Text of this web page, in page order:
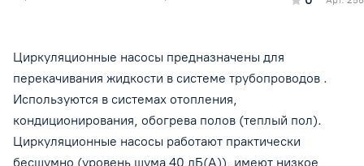
Циркуляционные насосы предназначены для
перекачивания жидкости в системе трубопроводов .
Используются в системах отопления,
кондиционирования, обогрева полов (теплый пол).
Циркуляционные насосы работают практически
бесшумно (уровень шума 40 дБ(А)), имеют низкое